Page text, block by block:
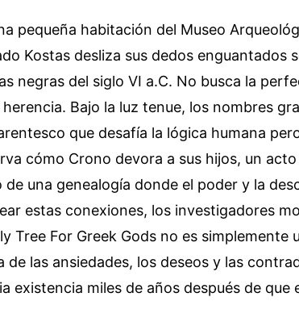
pequeña habitación del Museo
Kostas desliza sus dedos enguantados
negras del siglo VI a.C. No busca la
herencia. Bajo la luz tenue, los nombres
que desafía la lógica humana
cómo Crono devora a sus hijos, un
de una genealogía donde el poder y la
estas conexiones, los investigadores
Tree For Greek Gods no es simplemente
de las ansiedades, los deseos y las
existencia miles de años después de